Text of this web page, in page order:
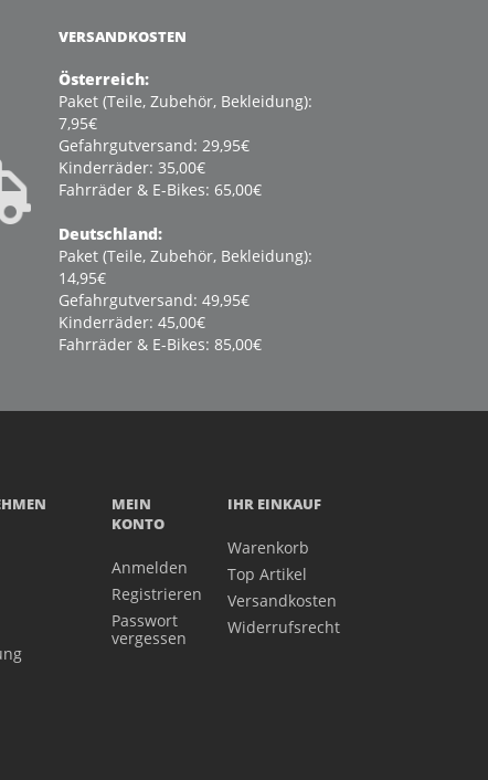
VERSANDKOSTEN
Österreich:
Paket (Teile, Zubehör, Bekleidung):
7,95€
Gefahrgutversand: 29,95€
Kinderräder: 35,00€
Fahrräder & E-Bikes: 65,00€
Deutschland:
Paket (Teile, Zubehör, Bekleidung):
14,95€
Gefahrgutversand: 49,95€
Kinderräder: 45,00€
Fahrräder & E-Bikes: 85,00€
MEIN
KONTO
Anmelden
Registrieren
Passwort
vergessen
IHR EINKAUF
Warenkorb
Top Artikel
Versandkosten
Widerrufsrecht